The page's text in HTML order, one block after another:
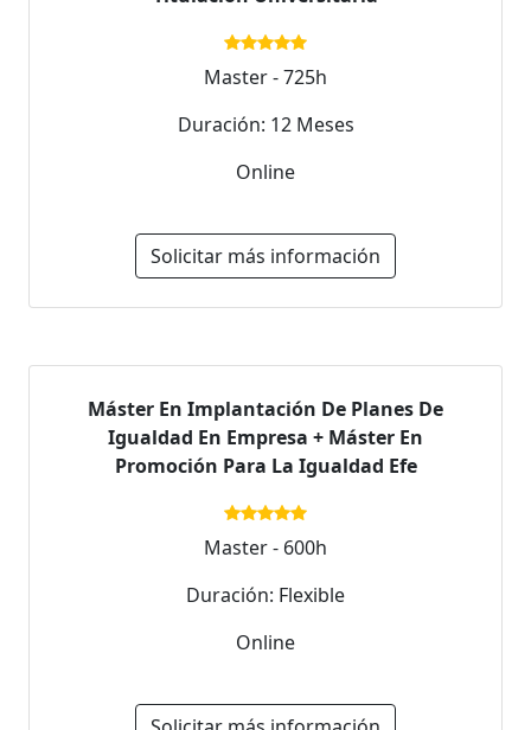
Master - 725h
Duración: 12 Meses
Online
Solicitar más información
Máster En Implantación De Planes De
Igualdad En Empresa + Máster En
Promoción Para La Igualdad Efe
Master - 600h
Duración: Flexible
Online